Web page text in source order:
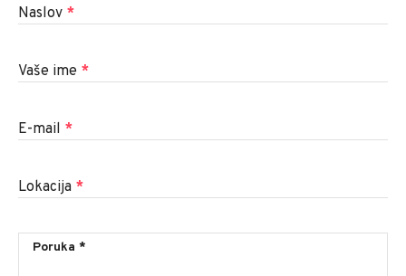
Naslov *
Vaše ime *
E-mail *
Lokacija *